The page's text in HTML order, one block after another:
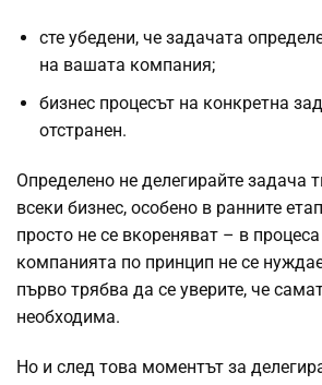
сте убедени, че задачата
на вашата компания;
бизнес процесът на конкретна
отстранен.
Определено не делегирайте задача
всеки бизнес, особено в ранните
просто не се вкореняват – в
компанията по принцип не се
първо трябва да се уверите, че
необходима.
Но и след това моментът за